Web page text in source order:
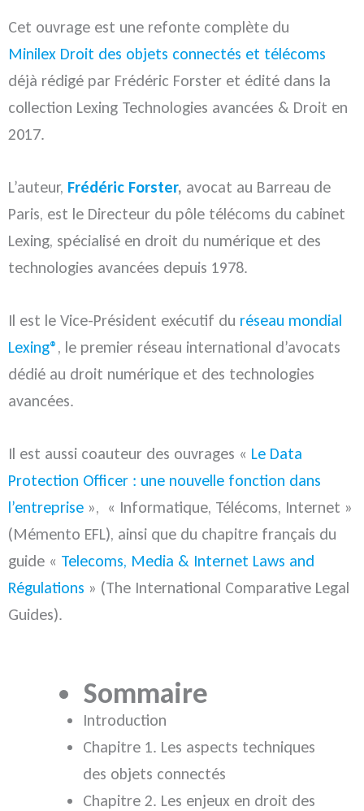
Cet ouvrage est une refonte complète du
Minilex Droit des objets connectés et télécoms
déjà rédigé par Frédéric Forster et édité dans la
collection Lexing Technologies avancées & Droit en
2017.
L’auteur, Frédéric Forster, avocat au Barreau de
Paris, est le Directeur du pôle télécoms du cabinet
Lexing, spécialisé en droit du numérique et des
technologies avancées depuis 1978.
Il est le Vice-Président exécutif du réseau mondial
Lexing®, le premier réseau international d’avocats
dédié au droit numérique et des technologies
avancées.
Il est aussi coauteur des ouvrages « Le Data
Protection Officer : une nouvelle fonction dans
l’entreprise », « Informatique, Télécoms, Internet »
(Mémento EFL), ainsi que du chapitre français du
guide « Telecoms, Media & Internet Laws and
Régulations » (The International Comparative Legal
Guides).
Sommaire
Introduction
Chapitre 1. Les aspects techniques
des objets connectés
Chapitre 2. Les enjeux en droit des